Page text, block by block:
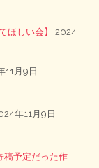
ほしい会】
2024
11月9日
年11月9日
稿予定だった作